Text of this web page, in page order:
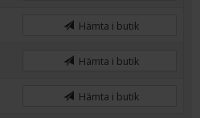
Hämta i butik
Hämta i butik
Hämta i butik